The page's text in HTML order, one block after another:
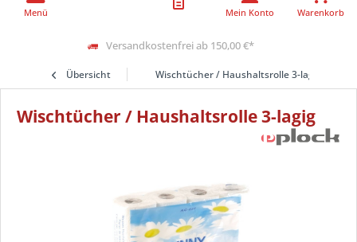
Versandkostenfrei ab 150,00 €*
Warenkorb
Mein Konto
Menü
Übersicht Wischtücher / Haushaltsrolle 3-lagig
Wischtücher / Haushaltsrolle 3-lagig